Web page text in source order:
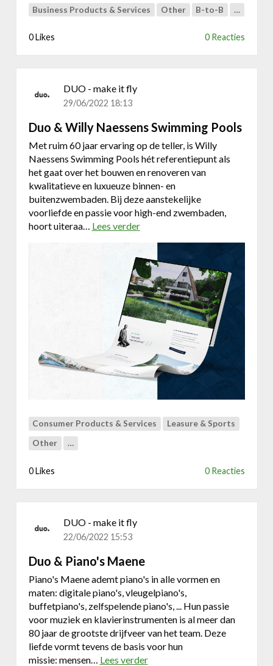
F
-
e
c
s
Business Products & Services Other B-to-B …
0 Likes 0 Reacties
DUO - make it fly
29/06/2022 18:13
Duo & Willy Naessens Swimming Pools
Met ruim 60 jaar ervaring op de teller, is Willy
Naessens Swimming Pools hét referentiepunt als
het gaat over het bouwen en renoveren van
kwalitatieve en luxueuze binnen- en
buitenzwembaden. Bij deze aanstekelijke
voorliefde en passie voor high-end zwembaden,
hoort uiteraa… Lees verdero
r
D
u
o
&
i
l
N
a
e
m
i
n
g
P
o
o
l
Consumer Products & Services Leasure & Sports
Other …
0 Likes 0 Reacties
DUO - make it fly
22/06/2022 15:53
Duo & Piano's Maene
Piano's Maene ademt piano's in alle vormen en
maten: digitale piano's, vleugelpiano's,
buffetpiano's, zelfspelende piano's, ... Hun passie
voor muziek en klavierinstrumenten is al meer dan
80 jaar de grootste drijfveer van het team. Deze
liefde vormt tevens de basis voor hun
missie: mensen… Lees verdero